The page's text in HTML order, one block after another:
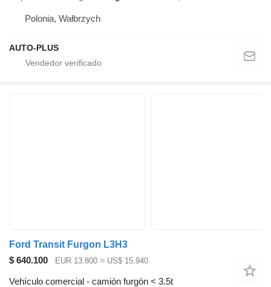
Polonia, Wałbrzych
AUTO-PLUS
Ford Transit Furgon L3H3
$ 640.100
EUR 13.800 ≈ US$ 15.940
Vehículo comercial - camión furgón < 3.5t